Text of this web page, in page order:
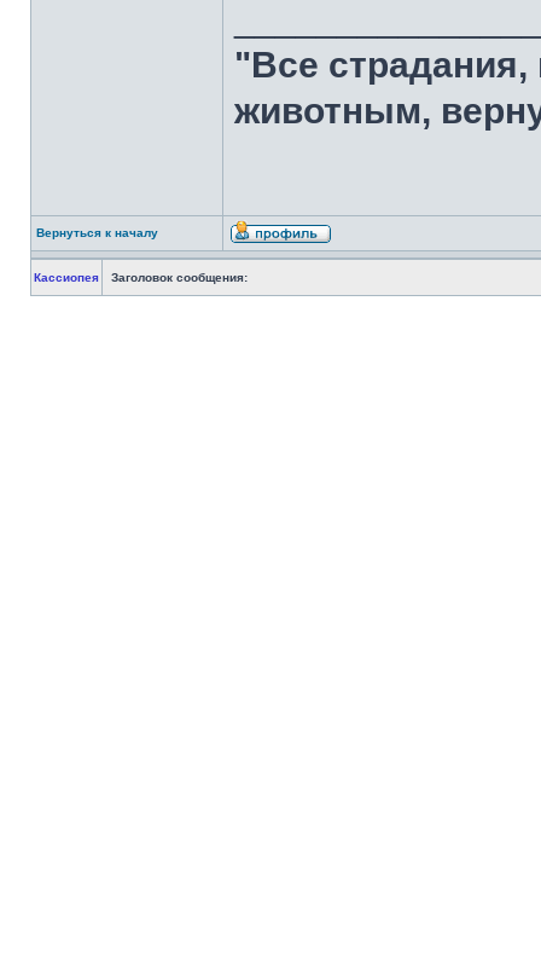
"Все страдания,
животным,
Вернуться к началу
Кассиопея Заголовок сообщения: